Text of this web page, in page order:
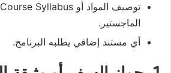
الماجستير.
أي مستند إضافي يطلبه البرنامج.